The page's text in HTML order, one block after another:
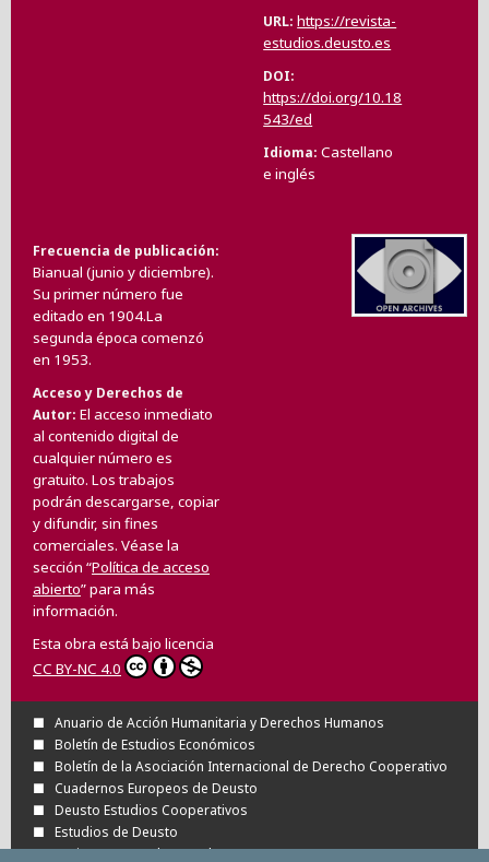
URL https://revista-
estudios.deusto.es
DOI
https://doi.org/10.18
543/ed
Idioma Castellano
e inglés
Frecuencia de publicación
Bianual (junio y diciembre).
Su primer número fue
editado en 1904.La
segunda época comenzó
en 1953.
Acceso y Derechos de
Autor El acceso inmediato
al contenido digital de
cualquier número es
gratuito. Los trabajos
podrán descargarse, copiar
y difundir, sin fines
comerciales. Véase la
sección “Política de acceso
abierto” para más
información.
Esta obra está bajo licencia
CC BY-NC 4.0
Anuario de Acción Humanitaria y Derechos Humanos
Boletín de Estudios Económicos
Boletín de la Asociación Internacional de Derecho Cooperativo
Cuadernos Europeos de Deusto
Deusto Estudios Cooperativos
Estudios de Deusto
Revista Deusto de Derechos Humanos